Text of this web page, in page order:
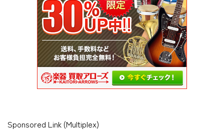
Sponsored Link (Multiplex)